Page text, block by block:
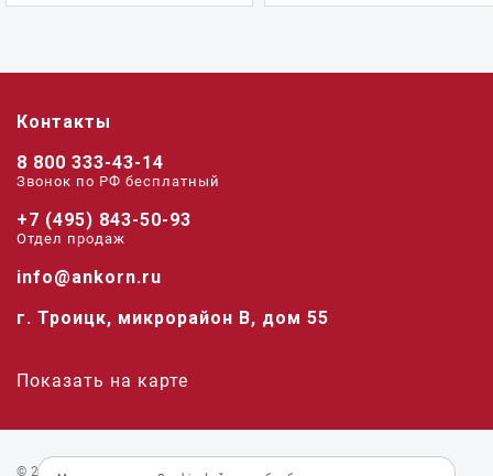
Контакты
8 800 333-43-14
Звонок по РФ беcплатный
+7 (495) 843-50-93
Отдел продаж
info@ankorn.ru
г. Троицк, микрорайон В, дом 55
Показать на карте
© 2026 «Анкорн».